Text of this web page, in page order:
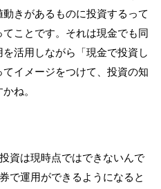
きがあるものに投資するって
ことです。それは現金でも同
活用しながら「現金で投資し
イメージをつけて、投資の知
ね。
資は現時点ではできないんで
で運用ができるようになると